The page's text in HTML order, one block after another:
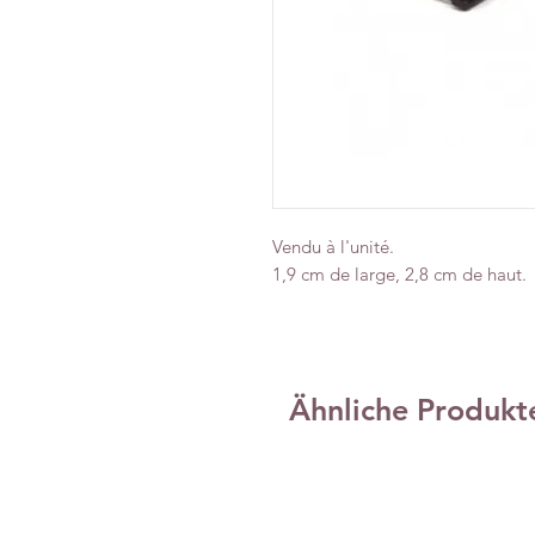
Vendu à l'unité.
1,9 cm de large, 2,8 cm de haut.
Ähnliche